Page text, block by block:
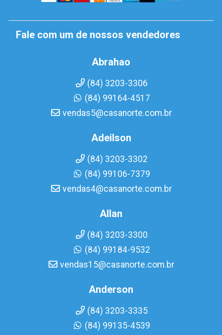
Fale com um de nossos vendedores
Abrahao
(84) 3203-3306
(84) 99164-4517
vendas5@casanorte.com.br
Adeilson
(84) 3203-3302
(84) 99106-7379
vendas4@casanorte.com.br
Allan
(84) 3203-3300
(84) 99184-9532
vendas15@casanorte.com.br
Anderson
(84) 3203-3335
(84) 99135-4539